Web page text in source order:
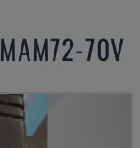
MAM72-70V